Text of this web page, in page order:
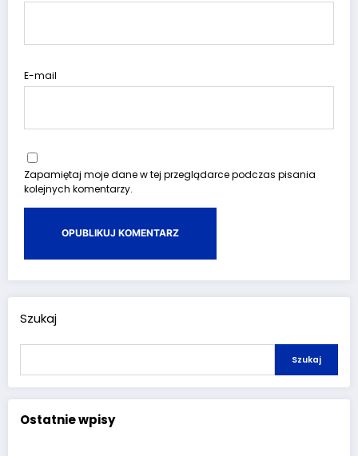
E-mail
Zapamiętaj moje dane w tej przeglądarce podczas pisania
kolejnych komentarzy.
Szukaj
Szukaj
Ostatnie wpisy